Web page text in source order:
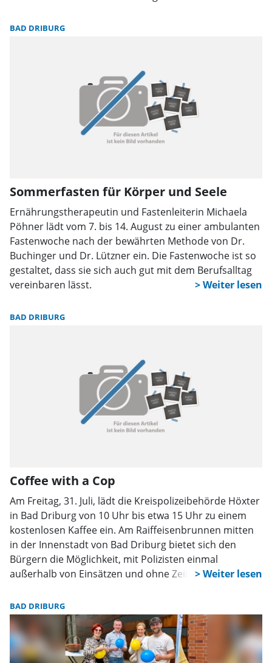
über www.moorerlebniswelt.de publiziert.
BAD DRIBURG
Sommerfasten für Körper und Seele
Ernährungstherapeutin und Fastenleiterin Michaela
Pöhner lädt vom 7. bis 14. August zu einer ambulanten
Fastenwoche nach der bewährten Methode von Dr.
Buchinger und Dr. Lützner ein. Die Fastenwoche ist so
gestaltet, dass sie sich auch gut mit dem Berufsalltag
vereinbaren lässt.
BAD DRIBURG
Coffee with a Cop
Am Freitag, 31. Juli, lädt die Kreispolizeibehörde Höxter
in Bad Driburg von 10 Uhr bis etwa 15 Uhr zu einem
kostenlosen Kaffee ein. Am Raiffeisenbrunnen mitten
in der Innenstadt von Bad Driburg bietet sich den
Bürgern die Möglichkeit, mit Polizisten einmal
außerhalb von Einsätzen und ohne Zeitdruck ins
BAD DRIBURG